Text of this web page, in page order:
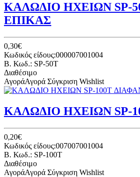
ΚΑΛΩΔΙΟ ΗΧΕΙΩΝ SP-
ΕΠΙΚΑΣ
0,30€
Κωδικός είδους:000007001004
B. Κωδ.: SP-50T
Διαθέσιμο
ΑγοράΑγορά Σύγκριση Wishlist
ΚΑΛΩΔΙΟ ΗΧΕΙΩΝ SP-
0,20€
Κωδικός είδους:007007001004
B. Κωδ.: SP-100T
Διαθέσιμο
ΑγοράΑγορά Σύγκριση Wishlist